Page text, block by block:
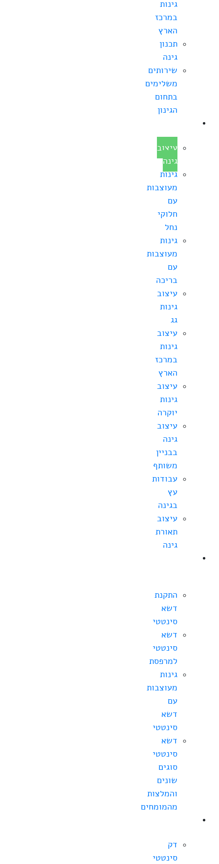
גינות
במרכז
הארץ
תכנון
גינה
שירותים
משלימים
בתחום
הגינון
עיצוב
גינה
גינות
מעוצבות
עם
חלוקי
נחל
גינות
מעוצבות
עם
בריכה
עיצוב
גינות
גג
עיצוב
גינות
במרכז
הארץ
עיצוב
גינות
יוקרה
עיצוב
גינה
בבניין
משותף
עבודות
עץ
בגינה
עיצוב
תאורת
גינה
התקנת
דשא
סינטטי
דשא
סינטטי
למרפסת
גינות
מעוצבות
עם
דשא
סינטטי
דשא
סינטטי
סוגים
שונים
והמלצות
מהמומחים
דק
סינטטי